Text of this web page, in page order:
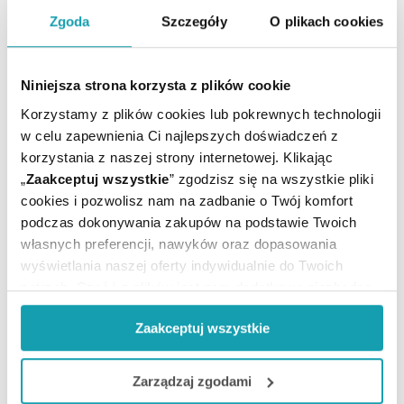
Zgoda Szczegóły O plikach cookies
Niniejsza strona korzysta z plików cookie
Korzystamy z plików cookies lub pokrewnych technologii
w celu zapewnienia Ci najlepszych doświadczeń z
korzystania z naszej strony internetowej. Klikając
„Zaakceptuj wszystkie” zgodzisz się na wszystkie pliki
cookies i pozwolisz nam na zadbanie o Twój komfort
podczas dokonywania zakupów na podstawie Twoich
własnych preferencji, nawyków oraz dopasowania
wyświetlania naszej oferty indywidualnie do Twoich
potrzeb. Część z plików jest nam dodatkowo niezbędna
do prawidłowego działania Portalu oraz jego
funkcjonalności. W zależności od funkcji, dane o tym jak
korzystasz z naszej witryny będą również przekazywane
do naszych Partnerów marketingowych i analitycznych.
Zaakceptuj wszystkie
Zarządzaj zgodami
DOSTAWĘ
Podaj swoje imię
Podaj swój e-mail
ZAPISZ MNIE
Wyrażam zgodę na przesyłanie, na podany przeze mnie adres e-
mail, skierowanej do mnie informacji handlowej (newsletter) o
nowościach i promocjach Administratora zgodnie z Art. 10 pkt 2
Ustawy z dnia 18 lipca 2002 r. o świadczeniu usług drogą
elektroniczną
Chcesz się wypisać z newslettera? Kliknij